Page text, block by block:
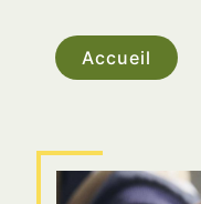
Accueil